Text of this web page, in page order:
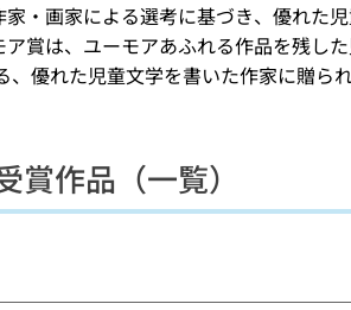
・画家による選考に基づき、優れた
賞は、ユーモアあふれる作品を残し
優れた児童文学を書いた作家に贈られ
賞作品（一覧）